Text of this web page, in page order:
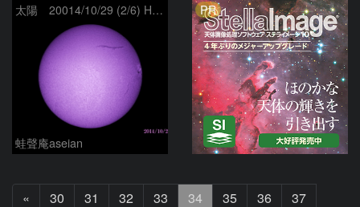
太陽 20014/10/29 (2/6) Hα B
蛙聲庵aseian
PR
« 30 31 32 33 34 35 36
37